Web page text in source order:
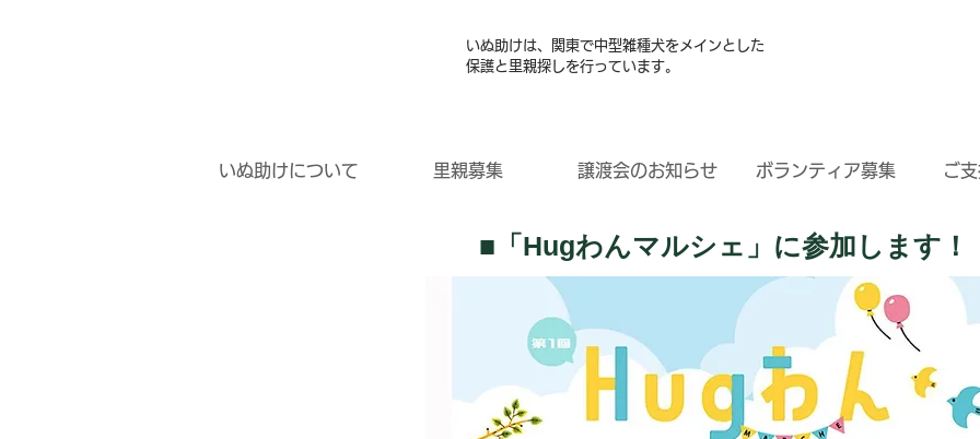
いぬ助けは、関東で中型雑種犬をメインとした
保護と里親探しを行っています。
いぬ助けについて 里親募集 譲渡会のお知らせ ボランティア募集 ご
​■「Hugわんマルシェ」に参加します！